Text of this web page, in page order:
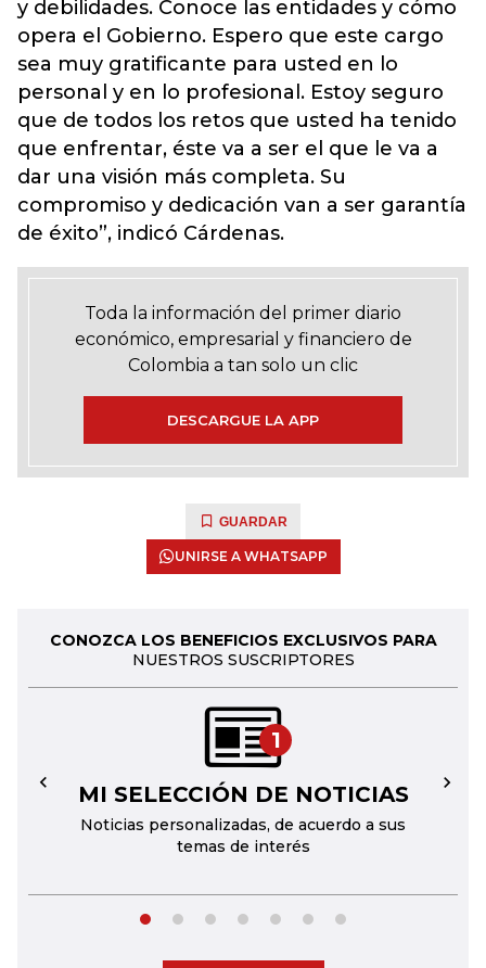
y debilidades. Conoce las entidades y cómo
opera el Gobierno. Espero que este cargo
sea muy gratificante para usted en lo
personal y en lo profesional. Estoy seguro
que de todos los retos que usted ha tenido
que enfrentar, éste va a ser el que le va a
dar una visión más completa. Su
compromiso y dedicación van a ser garantía
de éxito”, indicó Cárdenas.
Toda la información del primer diario
económico, empresarial y financiero de
Colombia a tan solo un clic
DESCARGUE LA APP
GUARDAR
UNIRSE A WHATSAPP
CONOZCA LOS BENEFICIOS EXCLUSIVOS PARA
NUESTROS SUSCRIPTORES
1
MI SELECCIÓN DE NOTICIAS
Noticias personalizadas, de acuerdo a sus
temas de interés
← →